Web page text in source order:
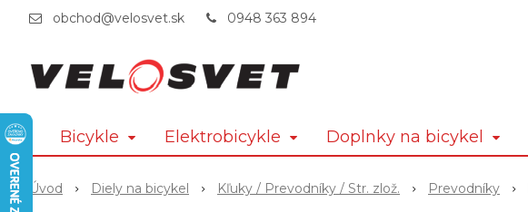
obchod@velosvet.sk 0948 363 894
Bicykle Elektrobicykle Doplnky na bicykel
Úvod Diely na bicykel Kľuky / Prevodníky / Str. zlož. Prevodníky